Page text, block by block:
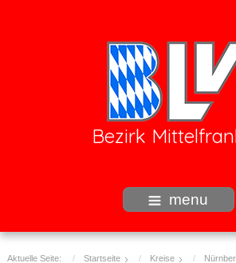
Bezirk
menu
Aktuelle Seite: Startseite Kreise